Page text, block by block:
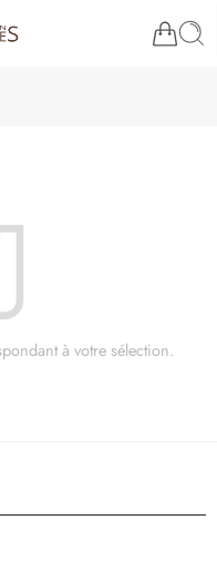
à votre sélection.